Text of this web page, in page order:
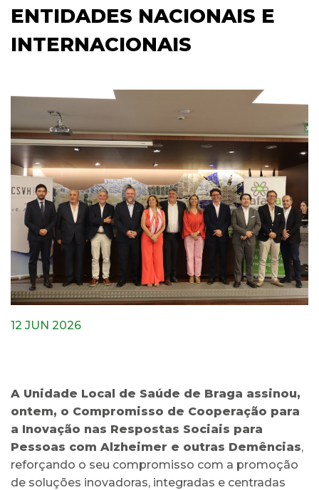
ENTIDADES NACIONAIS E
INTERNACIONAIS
12 JUN 2026
A Unidade Local de Saúde de Braga assinou,
ontem, o Compromisso de Cooperação para
a Inovação nas Respostas Sociais para
Pessoas com Alzheimer e outras Demências,
reforçando o seu compromisso com a promoção
de soluções inovadoras, integradas e centradas